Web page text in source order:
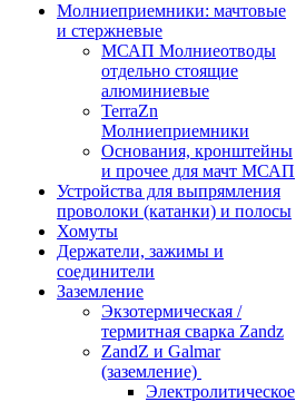
Молниеприемники: мачтовые
и стержневые
МСАП Молниеотводы
отдельно стоящие
алюминиевые
TerraZn
Молниеприемники
Основания, кронштейны
и прочее для мачт МСАП
Устройства для выпрямления
проволоки (катанки) и полосы
Хомуты
Держатели, зажимы и
соединители
Заземление
Экзотермическая /
термитная сварка Zandz
ZandZ и Galmar
(заземление)
Электролитическое